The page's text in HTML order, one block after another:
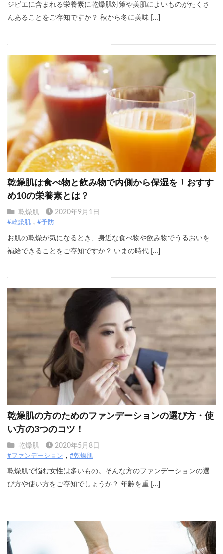
ジビエに含まれる栄養素に乾燥肌対策や美肌によいものがたくさ
んあることをご存知ですか？ 秋から冬に美味 […]
乾燥肌は食べ物と飲み物で内側から保湿を！おすす
め10の栄養素とは？
乾燥肌 2020年9月1日
#乾燥肌 #予防
お肌の乾燥が気になるとき、身近な食べ物や飲み物でうるおいを
補給できることをご存知ですか？ いまの時代 […]
乾燥肌の方のためのファンデーションの選び方・使
い方の3つのコツ！
乾燥肌 2020年5月8日
#ファンデーション #乾燥肌
乾燥肌で悩む女性は多いもの。そんな方のファンデーションの選
び方や使い方をご存知でしょうか？ 年齢を重 […]